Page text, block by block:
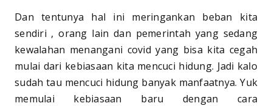
Dan tentunya hal ini meringankan beban kita
sendiri , orang lain dan pemerintah yang sedang
kewalahan menangani covid yang bisa kita cegah
mulai dari kebiasaan kita mencuci hidung. Jadi kalo
sudah tau mencuci hidung banyak manfaatnya. Yuk
memulai kebiasaan baru dengan cara